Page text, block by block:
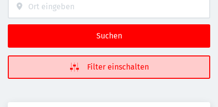
Suchen
Filter einschalten